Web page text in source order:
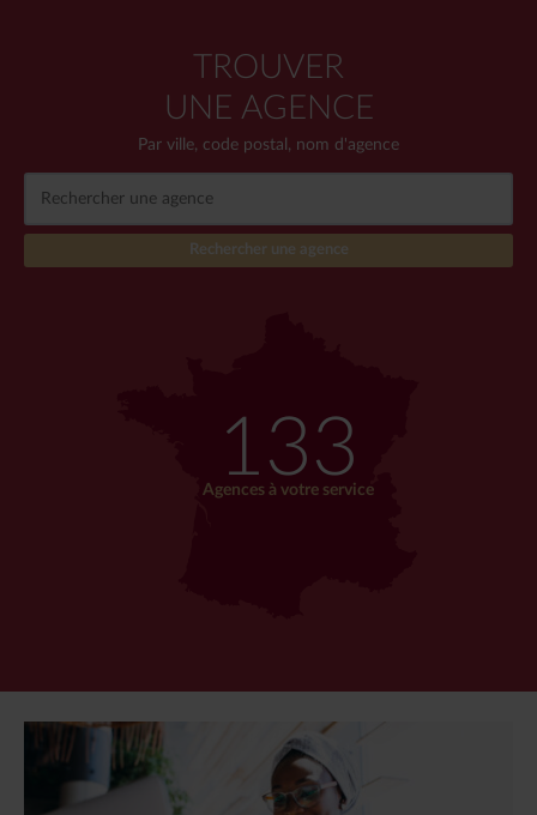
TROUVER
UNE AGENCE
Par ville, code postal, nom d'agence
133
Agences à votre service